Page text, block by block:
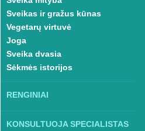
Sveikas ir gražus kūnas
Vegetarų virtuvė
Joga
Sveika dvasia
Sėkmės istorijos
RENGINIAI
KONSULTUOJA SPECIALISTAS